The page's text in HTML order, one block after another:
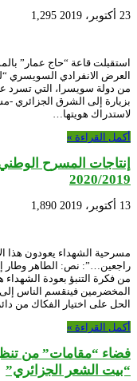
23 أكتوبر، 2019 1,295
العرض الانفرادي السويسري
من دولة سويسرا، التي تسرد
بزيارة إلى الشرق الجزائري -
لاستدراك هويتها…
أكمل القراءة »
إنتاجات المسرح
2020/2019
13 أكتوبر، 2019 1,890
مسرحية الشهداء يعودون هذا
راجعين…”: نص: الطاهر وطار
من فكرة التنبؤ بعودة الشهداء
المخضرمين فينقسم الناس
الحل على اختيار الفكاك من
أكمل القراءة »
فضاء “مقامات” من
“بيت الشعر الجزائري”